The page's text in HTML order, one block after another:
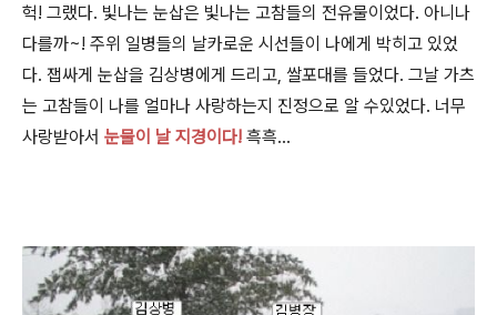
헉! 그랬다. 빛나는 눈삽은 빛나는 고참들의 전유물이었다. 아니나
다를까~! 주위 일병들의 날카로운 시선들이 나에게 박히고 있었
다. 잽싸게 눈삽을 김상병에게 드리고, 쌀포대를 들었다. 그날 가츠
는 고참들이 나를 얼마나 사랑하는지 진정으로 알 수있었다. 너무
사랑받아서 눈물이 날 지경이다! 흑흑...